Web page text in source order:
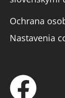
Ochrana
Nastavenia